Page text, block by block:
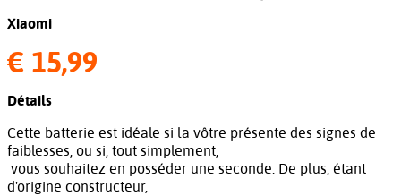
Xiaomi
€ 15,99
Détails
Cette batterie est idéale si la vôtre présente des signes de
faiblesses, ou si, tout simplement,
vous souhaitez en posséder une seconde. De plus, étant
d'origine constructeur,